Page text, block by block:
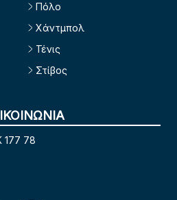
Πόλο
Χάντμπολ
Τένις
Στίβος
177 78